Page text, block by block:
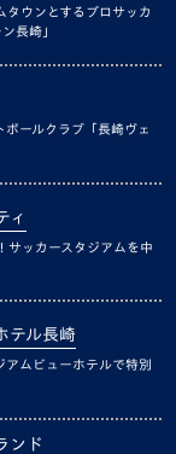
タウンとするプロサッカ
長崎」
ールクラブ「長崎ヴェ
ィ
サッカースタジアムを中
テル長崎
アムビューホテルで特別
ンド